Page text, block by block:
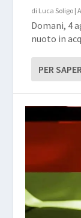
di Luca Soligo |
Domani, 4
nuoto in
PER